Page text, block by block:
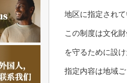
地区に指定され
この制度は文化
を守るために設け
指定内容は地域